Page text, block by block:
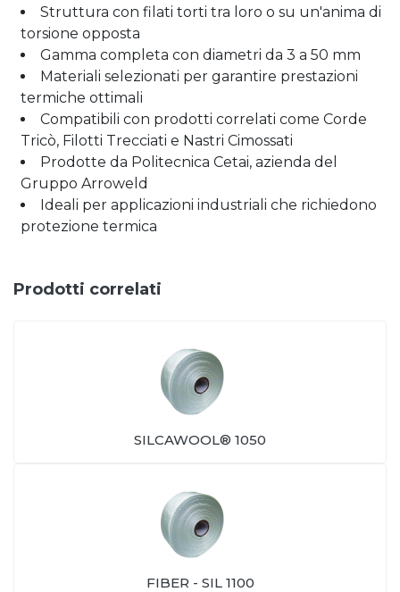
Struttura con filati torti tra loro o su un'anima di
torsione opposta
Gamma completa con diametri da 3 a 50 mm
Materiali selezionati per garantire prestazioni
termiche ottimali
Compatibili con prodotti correlati come Corde
Tricò, Filotti Trecciati e Nastri Cimossati
Prodotte da Politecnica Cetai, azienda del
Gruppo Arroweld
Ideali per applicazioni industriali che richiedono
protezione termica
Prodotti correlati
SILCAWOOL® 1050
FIBER - SIL 1100